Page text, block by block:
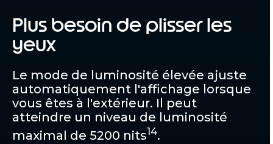
Plus besoin de plisser les
yeux
Le mode de luminosité élevée ajuste
automatiquement l'affichage lorsque
vous êtes à l'extérieur. Il peut
atteindre un niveau de luminosité
maximal de 5200 nits14.